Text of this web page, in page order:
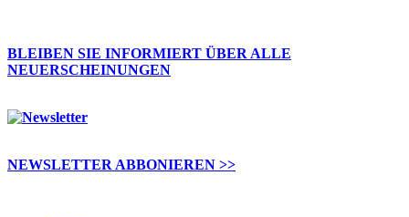
BLEIBEN SIE INFORMIERT ÜBER ALLE
NEUERSCHEINUNGEN
NEWSLETTER ABBONIEREN >>